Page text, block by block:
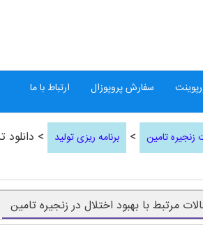
سفارش پروپوزال ارتباط با ما
زنجیره تامین > برنامه ریزی تولید
> دانلود
مرتبط با بهبود اختلال در زنجیره تامین